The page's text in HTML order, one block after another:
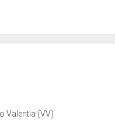
Valentia (VV)